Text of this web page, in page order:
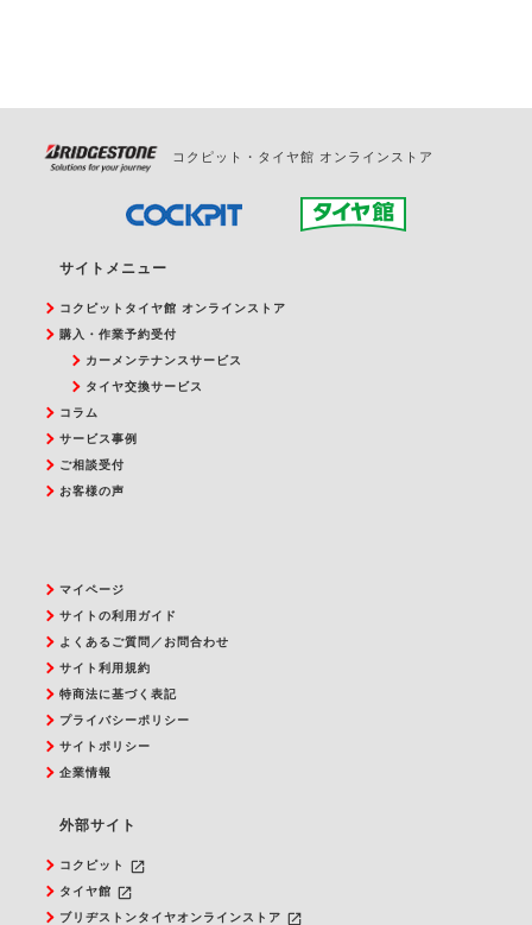
コクピット・タイヤ館 オンラインストア
サイトメニュー
コクピットタイヤ館 オンラインストア
購入・作業予約受付
カーメンテナンスサービス
タイヤ交換サービス
コラム
サービス事例
ご相談受付
お客様の声
マイページ
サイトの利用ガイド
よくあるご質問／お問合わせ
サイト利用規約
特商法に基づく表記
プライバシーポリシー
サイトポリシー
企業情報
外部サイト
コクピット launch
タイヤ館 launch
ブリヂストンタイヤオンラインストア launch